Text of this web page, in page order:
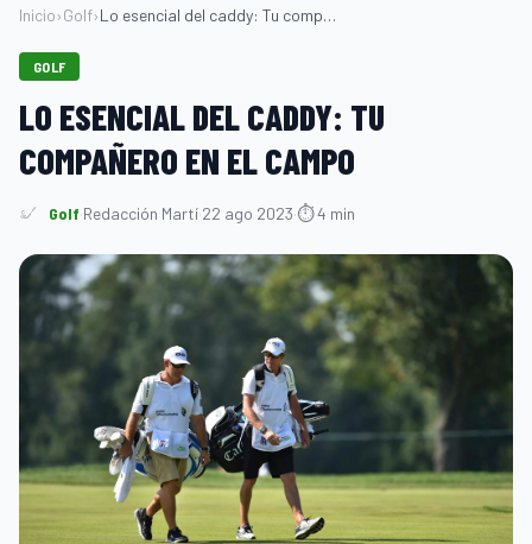
Inicio›Golf› Lo esencial del caddy: Tu compañero en e...
GOLF
LO ESENCIAL DEL CADDY: TU
COMPAÑERO EN EL CAMPO
Golf·Redacción Martí·22 ago 2023·⏱ 4 min